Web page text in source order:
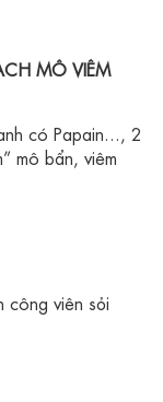
MÔ VIÊM
có Papain..., 2
mô bẩn, viêm
công viên sỏi